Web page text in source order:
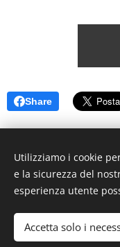
Share
© 2023
Creato da La Zanzara -
Utilizziamo i cookie
e la sicurezza del
esperienza utente
Accetta solo i